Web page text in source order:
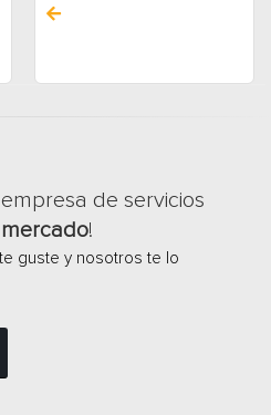
de servicios
!
guste y nosotros te lo